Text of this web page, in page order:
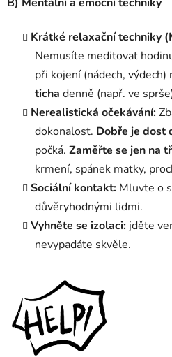
Krátké relaxační techniky
Nemusíte meditovat
při kojení (nádech, výdech)
ticha denně (např. ve
Nerealistická očekávání:
dokonalost. Dobře je dost
počká. Zaměřte se jen na
krmení, spánek matky,
Sociální kontakt: Mluvte o
důvěryhodnými lidmi.
Vyhněte se izolaci: jděte
nevypadáte skvěle.